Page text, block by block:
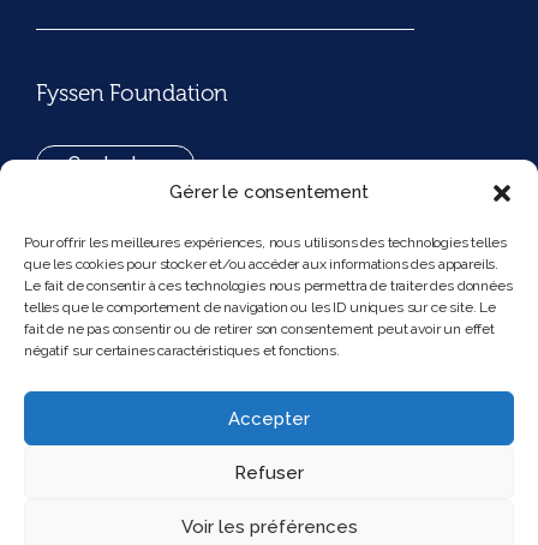
Gérer le consentement
Pour offrir les meilleures expériences, nous utilisons des technologies telles
que les cookies pour stocker et/ou accéder aux informations des appareils.
Le fait de consentir à ces technologies nous permettra de traiter des données
telles que le comportement de navigation ou les ID uniques sur ce site. Le
fait de ne pas consentir ou de retirer son consentement peut avoir un effet
négatif sur certaines caractéristiques et fonctions.
Accepter
Refuser
Voir les préférences
Fyssen Foundation
Contact us
194, rue de Rivoli 75001 Paris France
Follow us